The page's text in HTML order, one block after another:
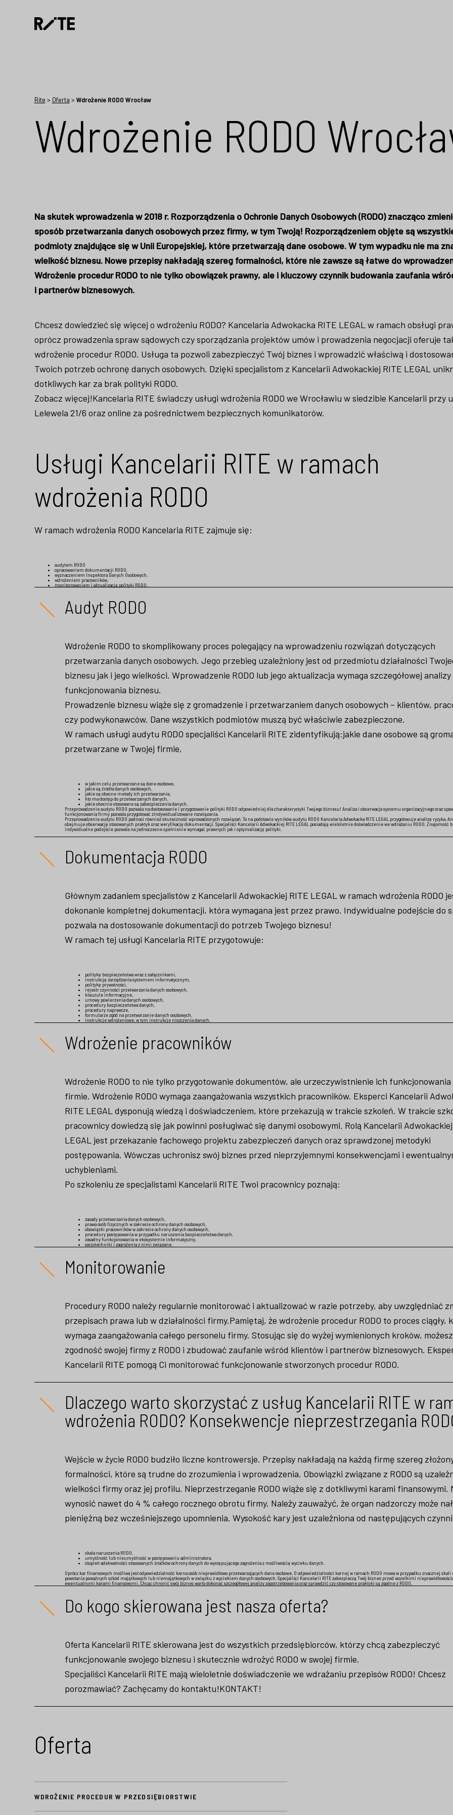
Rite > Oferta > Wdrożenie RODO Wrocław
Wdrożenie RODO
Na skutek wprowadzenia w 2018 r. Rozporządzenia o Ochronie Danych Osobowych (RODO) znacząco
sposób przetwarzania danych osobowych przez firmy, w tym Twoją! Rozporządzeniem objęte są
podmioty znajdujące się w Unii Europejskiej, które przetwarzają dane osobowe. W tym wypadku nie ma
wielkość biznesu. Nowe przepisy nakładają szereg formalności, które nie zawsze są łatwe do
Wdrożenie procedur RODO to nie tylko obowiązek prawny, ale i kluczowy czynnik budowania zaufania
i partnerów biznesowych.
Chcesz dowiedzieć się więcej o wdrożeniu RODO? Kancelaria Adwokacka RITE LEGAL w ramach obsługi
oprócz prowadzenia spraw sądowych czy sporządzania projektów umów i prowadzenia negocjacji oferuje
wdrożenie procedur RODO. Usługa ta pozwoli zabezpieczyć Twój biznes i wprowadzić właściwą i
Twoich potrzeb ochronę danych osobowych. Dzięki specjalistom z Kancelarii Adwokackiej RITE LEGAL
dotkliwych kar za brak polityki RODO.
Zobacz więcej!Kancelaria RITE świadczy usługi wdrożenia RODO we Wrocławiu w siedzibie Kancelarii przy
Lelewela 21/6 oraz online za pośrednictwem bezpiecznych komunikatorów.
Usługi Kancelarii RITE w ramach
wdrożenia RODO
W ramach wdrożenia RODO Kancelaria RITE zajmuje się:
audytem RODO
opracowaniem dokumentacji RODO,
wyznaczeniem Inspektora Danych Osobowych,
wdrożeniem pracowników,
monitorowaniem i aktualizacją polityki RODO.
Audyt RODO
Wdrożenie RODO to skomplikowany proces polegający na wprowadzeniu rozwiązań dotyczących
przetwarzania danych osobowych. Jego przebieg uzależniony jest od przedmiotu działalności
biznesu jak i jego wielkości. Wprowadzenie RODO lub jego aktualizacja wymaga szczegółowej analizy
funkcjonowania biznesu.
Prowadzenie biznesu wiąże się z gromadzenie i przetwarzaniem danych osobowych – klientów,
czy podwykonawców. Dane wszystkich podmiotów muszą być właściwie zabezpieczone.
W ramach usługi audytu RODO specjaliści Kancelarii RITE zidentyfikują:jakie dane osobowe są
przetwarzane w Twojej firmie,
w jakim celu przetwarzane są dane osobowe,
jakie są źródła danych osobowych,
jakie są obecne metody ich przetwarzania,
kto ma dostęp do przetwarzanych danych,
jakie obecnie stosowane są zabezpieczenia danych.
Przeprowadzenie audytu RODO pozwala na dostosowanie i przygotowanie polityki RODO odpowiedniej dla charakterystyki Twojego biznesu! Analiza i obserwacja systemu organizacyjnego oraz
funkcjonowania firmy pozwala przygotować zindywidualizowane rozwiązania.
Przeprowadzenie audytu RODO podnosi również skuteczność wprowadzonych rozwiązań. To na podstawie wyników audytu RODO Kancelaria Adwokacka RITE LEGAL przygotowuje analizę ryzyka.
obejmuje obserwację stosowanych praktyk oraz weryfikację dokumentacji. Specjaliści Kancelarii Adwokackiej RITE LEGAL posiadają wieloletnie doświadczenie we wdrażaniu RODO. Znajomość
indywidualne podejście pozwala na jednoczesne spełnienie wymagać prawnych jak i optymalizację polityki.
Dokumentacja RODO
Głównym zadaniem specjalistów z Kancelarii Adwokackiej RITE LEGAL w ramach wdrożenia RODO
dokonanie kompletnej dokumentacji, która wymagana jest przez prawo. Indywidualne podejście do
pozwala na dostosowanie dokumentacji do potrzeb Twojego biznesu!
W ramach tej usługi Kancelaria RITE przygotowuje:
politykę bezpieczeństwa wraz z załącznikami,
instrukcję zarządzania systemem informatycznym,
politykę prywatności,
rejestr czynności przetwarzania danych osobowych,
klauzule informacyjne,
umowy powierzenia danych osobowych,
procedury bezpieczeństwa danych,
procedury naprawcze,
formularze zgód na przetwarzanie danych osobowych,
instrukcje wdrożeniowe, w tym instrukcje niszczenia danych.
Wdrożenie pracowników
Wdrożenie RODO to nie tylko przygotowanie dokumentów, ale urzeczywistnienie ich funkcjonowania
firmie. Wdrożenie RODO wymaga zaangażowania wszystkich pracowników. Eksperci Kancelarii
RITE LEGAL dysponują wiedzą i doświadczeniem, które przekazują w trakcie szkoleń. W trakcie
pracownicy dowiedzą się jak powinni posługiwać się danymi osobowymi. Rolą Kancelarii
LEGAL jest przekazanie fachowego projektu zabezpieczeń danych oraz sprawdzonej metodyki
postępowania. Wówczas uchronisz swój biznes przed nieprzyjemnymi konsekwencjami i
uchybieniami.
Po szkoleniu ze specjalistami Kancelarii RITE Twoi pracownicy poznają:
zasady przetwarzania danych osobowych,
prawa osób fizycznych w zakresie ochrony danych osobowych,
obowiązki pracowników w zakresie ochrony danych osobowych,
procedury postępowania w przypadku naruszenia bezpieczeństwa danych,
zasadny funkcjonowania w ekosystemie informatyczny,
socjotechniki i zagrożenia z nimi związane.
Monitorowanie
Procedury RODO należy regularnie monitorować i aktualizować w razie potrzeby, aby uwzględniać
przepisach prawa lub w działalności firmy.Pamiętaj, że wdrożenie procedur RODO to proces ciągły,
wymaga zaangażowania całego personelu firmy. Stosując się do wyżej wymienionych kroków,
zgodność swojej firmy z RODO i zbudować zaufanie wśród klientów i partnerów biznesowych.
Kancelarii RITE pomogą Ci monitorować funkcjonowanie stworzonych procedur RODO.
Dlaczego warto skorzystać z usług Kancelarii RITE w
wdrożenia RODO? Konsekwencje nieprzestrzegania
Wejście w życie RODO budziło liczne kontrowersje. Przepisy nakładają na każdą firmę szereg
formalności, które są trudne do zrozumienia i wprowadzenia. Obowiązki związane z RODO są
wielkości firmy oraz jej profilu. Nieprzestrzeganie RODO wiąże się z dotkliwymi karami finansowymi.
wynosić nawet do 4 % całego rocznego obrotu firmy. Należy zauważyć, że organ nadzorczy może
pieniężną bez wcześniejszego upomnienia. Wysokość kary jest uzależniona od następujących
skala naruszenia RODO,
umyślność lub nieumyślność w postępowaniu administratora,
stopień adekwatności stosowanych środków ochrony danych do występującego zagrożenia z możliwością wycieku danych.
Oprócz kar finansowych możliwa jest odpowiedzialność karna osób nieprawidłowo przetwarzających dane osobowe. O odpowiedzialności karnej w ramach RODO mowaw przypadku znacznej skali
powstania poważnych szkód majątkowych lub niemajątkowych w związku z wyciekiem danych osobowych. Specjaliści Kancelarii RITE zabezpieczą Twój biznes przed wszelkimi
ewentualnymi karami finansowymi. Chcąc chronić swój biznes warto dokonać szczegółowej analizy zapotrzebowania oraz sprawdzić czy stosowane praktyki są zgodne z RODO.
Do kogo skierowana jest nasza oferta?
Oferta Kancelarii RITE skierowana jest do wszystkich przedsiębiorców, którzy chcą zabezpieczyć
funkcjonowanie swojego biznesu i skutecznie wdrożyć RODO w swojej firmie.
Specjaliści Kancelarii RITE mają wieloletnie doświadczenie we wdrażaniu przepisów RODO! Chcesz
porozmawiać? Zachęcamy do kontaktu!KONTAKT!
Oferta
WDROŻENIE PROCEDUR W PRZEDSIĘBIORSTWIE